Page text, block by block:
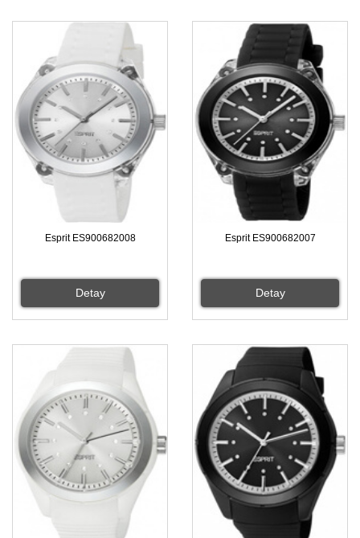
Esprit ES900682008
Detay
Esprit ES900682007
Detay